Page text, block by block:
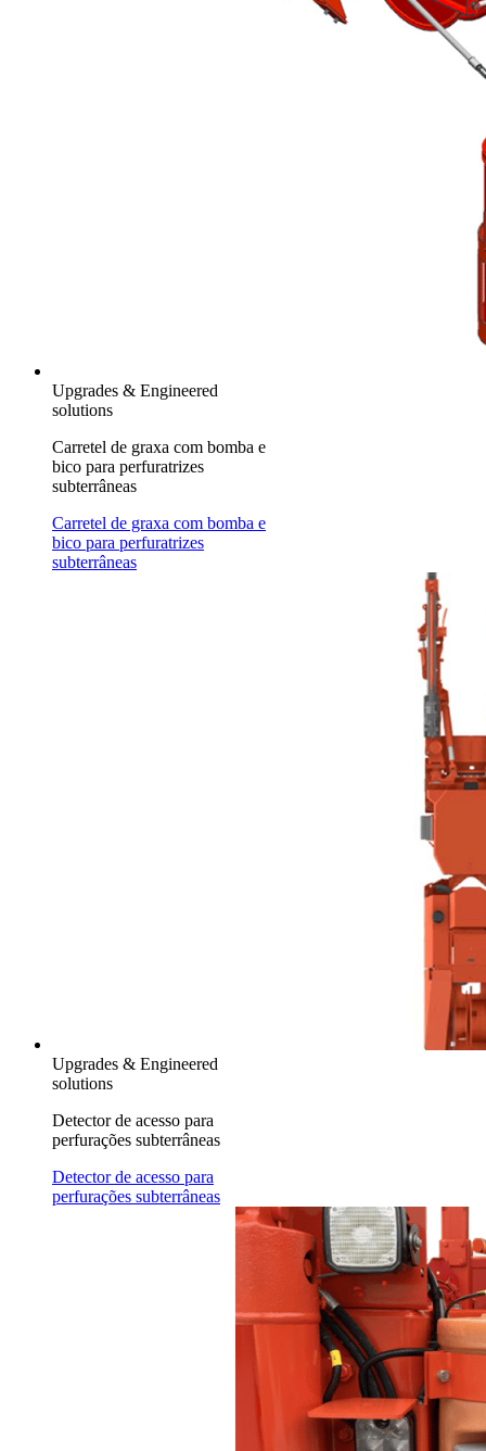
Upgrades & Engineered
solutions
Carretel de graxa com bomba e
bico para perfuratrizes
subterrâneas
Carretel de graxa com bomba e
bico para perfuratrizes
subterrâneas
Upgrades & Engineered
solutions
Detector de acesso para
perfurações subterrâneas
Detector de acesso para
perfurações subterrâneas